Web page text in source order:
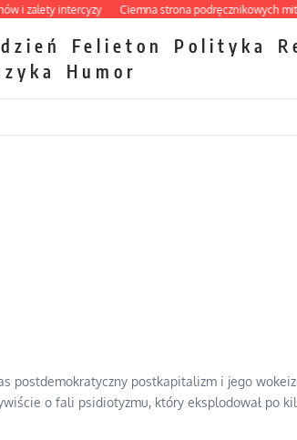
intercyzy Ciemna strona podręcznikowych mitów
Felieton Polityka
Humor
postkapitalizm i jego
o fali psidiotyzmu, który eksplodował po